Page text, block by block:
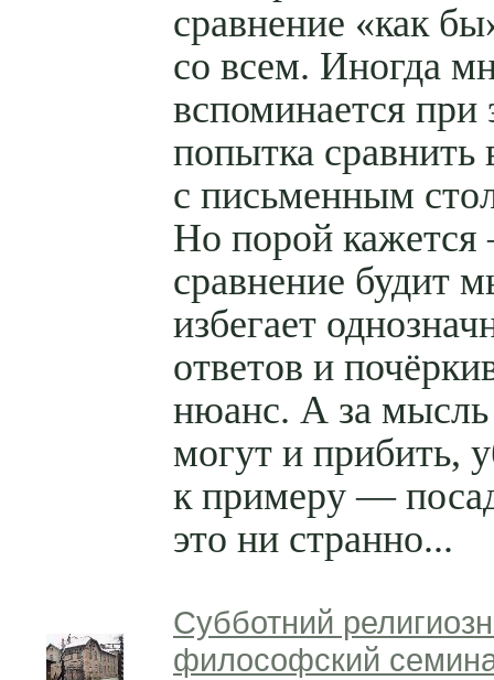
сравнение «как
со всем. Иногда
вспоминается при
попытка сравнить
с письменным
Но порой
сравнение будит
избегает
ответов и
нюанс. А за мысль
могут и прибить,
к примеру —
это ни странно...
Субботний
философский